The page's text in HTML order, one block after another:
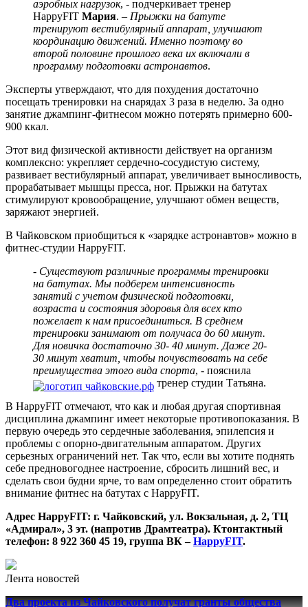
аэробных нагрузок, - подчеркивает тренер
HappyFIT Мария. – Прыжки на батуте
тренируют вестибулярный аппарат, улучшают
координацию движений. Именно поэтому во
второй половине прошлого века их включали в
программу подготовки астронавтов.
Эксперты утверждают, что для похудения достаточно
посещать тренировки на снарядах 3 раза в неделю. За одно
занятие джампинг-фитнесом можно потерять примерно 600-
900 ккал.
Этот вид физической активности действует на организм
комплексно: укрепляет сердечно-сосудистую систему,
развивает вестибулярный аппарат, увеличивает выносливость,
прорабатывает мышцы пресса, ног. Прыжки на батутах
стимулируют кровообращение, улучшают обмен веществ,
заряжают энергией.
В Чайковском приобщиться к «зарядке астронавтов» можно в
фитнес-студии HappyFIT.
- Существуют различные программы тренировки
на батутах. Мы подберем интенсивность
занятий с учетом физической подготовки,
возраста и состояния здоровья для всех кто
пожелает к нам присоединиться. В среднем
тренировки занимают от получаса до 60 минут.
Для новичка достаточно 30- 40 минут. Даже 20-
30 минут хватит, чтобы почувствовать на себе
преимущества этого вида спорта, - пояснила
тренер студии Татьяна.
В HappyFIT отмечают, что как и любая другая спортивная
дисциплина джампинг имеет некоторые противопоказания. В
первую очередь это сердечные заболевания, эпилепсия и
проблемы с опорно-двигательным аппаратом. Других
серьезных ограничений нет. Так что, если вы хотите поднять
себе предновогоднее настроение, сбросить лишний вес, и
сделать свои будни ярче, то вам определенно стоит обратить
внимание фитнес на батутах с HappyFIT.
Адрес HappyFIT: г. Чайковский, ул. Вокзальная, д. 2, ТЦ
«Адмирал», 3 эт. (напротив Драмтеатра). Ктонтактный
телефон: 8 922 360 45 19, группа ВК –HappyFIT.
Лента новостей
Два проекта из Чайковского получат гранты общества